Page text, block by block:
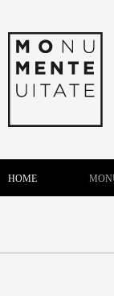
HOME